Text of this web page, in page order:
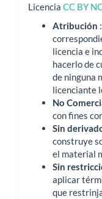
Licencia CC BY
Atribución
licencia e
hacerlo de
de ninguna
licenciante
No
con fines
Sin
construye
el material
Sin
aplicar
que